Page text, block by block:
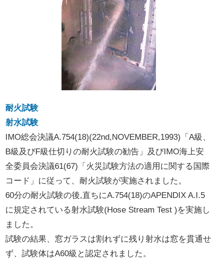
資材調達情報に関するお問い合わせ
プライバシーポリシー
サイトマップ
耐火試験
射水試験
IMO総会決議A.754(18)(22nd,NOVEMBER,1993)「A級、
B級及びF級仕切りの耐火試験の勧告」及びIMO海上安
全委員会決議61(67)「火災試験方法の適用に関する国際
コード」に従って、耐火試験が実施されました。
60分の耐火試験の後,直ちにA.754(18)のAPENDIX A.I.5
に規定されている射水試験(Hose Stream Test )を実施し
ました。
試験の結果、窓ガラスは割れずに残り射水は窓を貫通せ
ず、試験体はA60級と認定されました。